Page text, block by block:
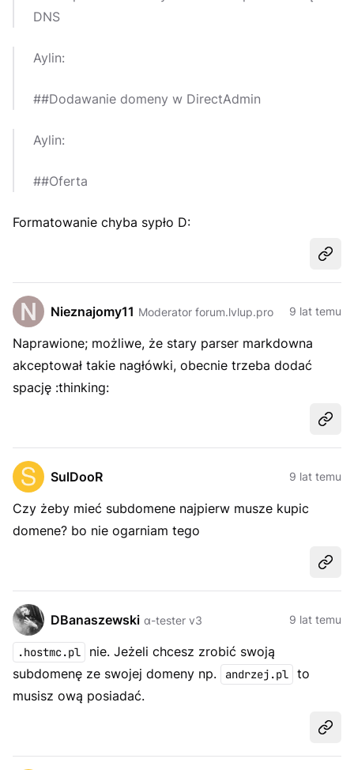
DNS
Aylin:
##Dodawanie domeny w DirectAdmin
Aylin:
##Oferta
Formatowanie chyba sypło D:
Nieznajomy11 Moderator forum.lvlup.pro 9 lat temu
Naprawione; możliwe, że stary parser markdowna
akceptował takie nagłówki, obecnie trzeba dodać
spację :thinking:
SulDooR 9 lat temu
Czy żeby mieć subdomene najpierw musze kupic
domene? bo nie ogarniam tego
DBanaszewski α-tester v3 9 lat temu
.hostmc.pl
nie. Jeżeli chcesz zrobić swoją
subdomenę ze swojej domeny np.
andrzej.pl
to
musisz ową posiadać.